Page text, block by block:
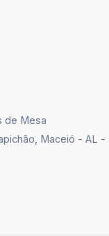
de Mesa
Maceió - AL -